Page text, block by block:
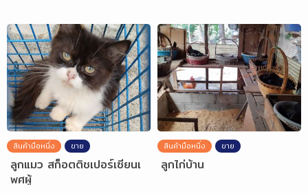
สินค้ามือหนึ่ง ขาย
ลูกแมว สก็อตติชเปอร์เซียนเ
พศผู้
สินค้ามือหนึ่ง ขาย
ลูกไก่บ้าน